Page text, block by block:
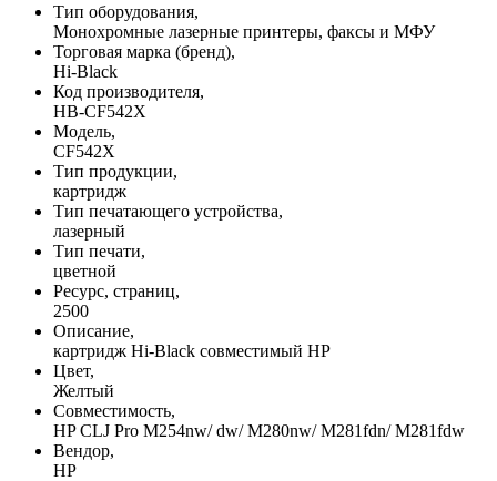
Тип оборудования,
Монохромные лазерные принтеры, факсы и МФУ
Торговая марка (бренд),
Hi-Black
Код производителя,
HB-CF542X
Модель,
CF542X
Тип продукции,
картридж
Тип печатающего устройства,
лазерный
Тип печати,
цветной
Ресурс, страниц,
2500
Описание,
картридж Hi-Black совместимый HP
Цвет,
Желтый
Совместимость,
HP CLJ Pro M254nw/ dw/ M280nw/ M281fdn/ M281fdw
Вендор,
HP